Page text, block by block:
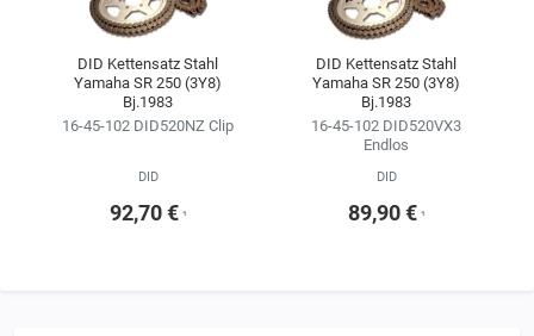
Kitkonfigurator ändern.
Wir empfehlen, sich für die Kette im Kettensatz stets an der
Erstausrüsterqualität zu orientieren
(siehe Ergebnisse der Fahrzeugsuche).
DID Kettensatz Stahl
Yamaha SR 250 (3Y8)
Bj.1983
16-45-102 DID520NZ Clip
DID
92,70 € ¹
DID Kettensatz Stahl
Yamaha SR 250 (3Y8)
Bj.1983
16-45-102 DID520VX3
Endlos
DID
89,90 € ¹